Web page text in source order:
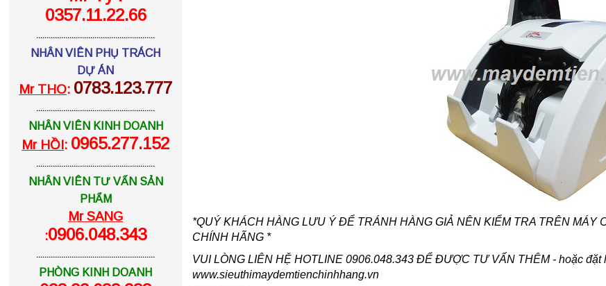
*QUÝ KHÁCH HÀNG LƯU Ý ĐỂ TRÁNH HÀNG GIẢ NÊN KIỂM TRA TRÊN MÁY
CHÍNH HÃNG *
VUI LÒNG LIÊN HỆ HOTLINE 0906.048.343 ĐỂ ĐƯỢC TƯ VẤN THÊM - hoặc đặt
www.sieuthimaydemtienchinhhang.vn
0357.11.22.66
.........................................................
NHÂN VIÊN PHỤ TRÁCH
DỰ ÁN
Mr THO: 0783.123.777
.........................................................
NHÂN VIÊN KINH DOANH
Mr HỒI: 0965.277.152
.........................................................
NHÂN VIÊN TƯ VẤN SẢN
PHẨM
Mr SANG
:0906.048.343
.........................................................
PHÒNG KINH DOANH